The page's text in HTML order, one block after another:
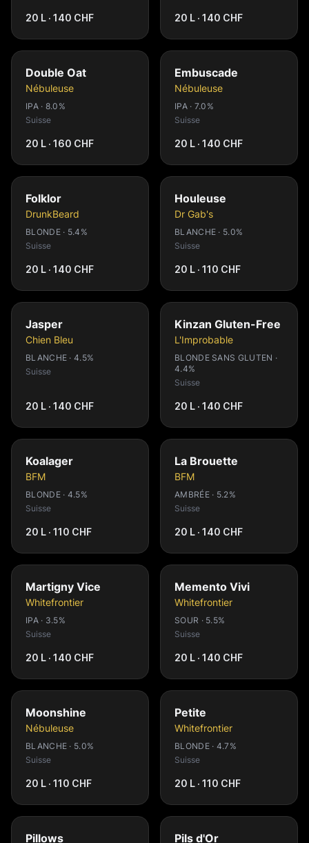
20 L · 140 CHF 20 L · 140 CHF
Double Oat
Nébuleuse
IPA · 8.0%
Suisse
20 L · 160 CHF
Embuscade
Nébuleuse
IPA · 7.0%
Suisse
20 L · 140 CHF
Folklor
DrunkBeard
BLONDE · 5.4%
Suisse
20 L · 140 CHF
Houleuse
Dr Gab's
BLANCHE · 5.0%
Suisse
20 L · 110 CHF
Jasper
Chien Bleu
BLANCHE · 4.5%
Suisse
20 L · 140 CHF
Kinzan Gluten-Free
L'Improbable
BLONDE SANS GLUTEN ·
4.4%
Suisse
20 L · 140 CHF
Koalager
BFM
BLONDE · 4.5%
Suisse
20 L · 110 CHF
La Brouette
BFM
AMBRÉE · 5.2%
Suisse
20 L · 140 CHF
Martigny Vice
Whitefrontier
IPA · 3.5%
Suisse
20 L · 140 CHF
Memento Vivi
Whitefrontier
SOUR · 5.5%
Suisse
20 L · 140 CHF
Moonshine
Nébuleuse
BLANCHE · 5.0%
Suisse
20 L · 110 CHF
Petite
Whitefrontier
BLONDE · 4.7%
Suisse
20 L · 110 CHF
Pillows Pils d'Or